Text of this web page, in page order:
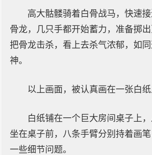
高大骷髅骑着白骨战马，快速
骨龙，几只手都开始蓄力，准备掷
把骨龙击杀，看上去杀气浓郁，如
神。
以上画面，被认真画在一张白纸
白纸铺在一个巨大房间桌子上
坐在桌子前，八条手臂分别持着画
一些细节问题。